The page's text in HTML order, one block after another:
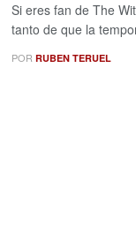
Si eres fan de The
tanto de que la
POR RUBEN TERUEL